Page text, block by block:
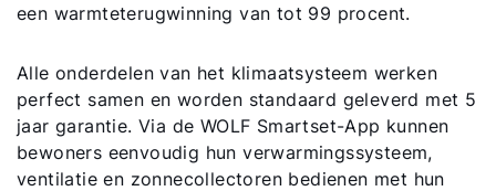
een warmteterugwinning van tot 99 procent.
Alle onderdelen van het klimaatsysteem werken
perfect samen en worden standaard geleverd met 5
jaar garantie. Via de WOLF Smartset-App kunnen
bewoners eenvoudig hun verwarmingssysteem,
ventilatie en zonnecollectoren bedienen met hun